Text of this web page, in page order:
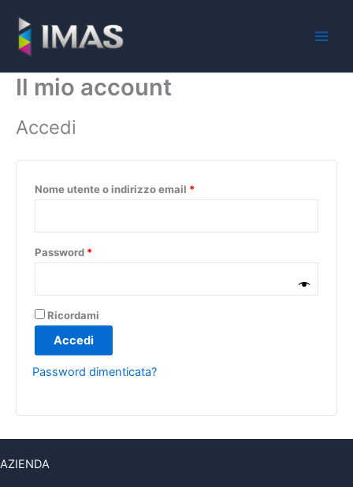
contenuto
Il mio account
Accedi
Nome utente o indirizzo email *
Password *
Ricordami
Accedi
Password dimenticata?
AZIENDA